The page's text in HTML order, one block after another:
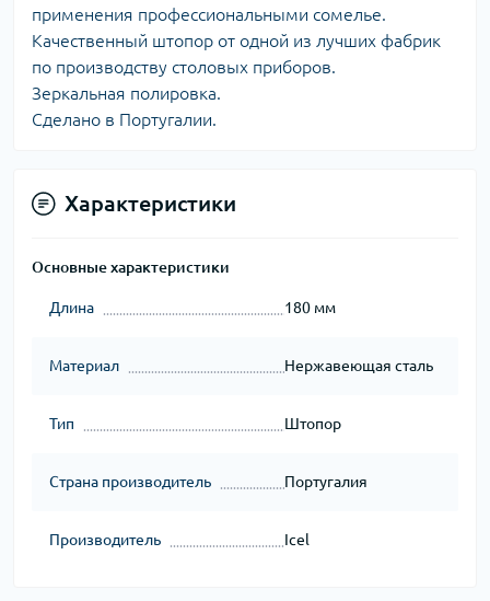
применения профессиональными сомелье.
Качественный штопор от одной из лучших фабрик
по производству столовых приборов.
Зеркальная полировка.
Сделано в Португалии.
Характеристики
Основные характеристики
Длина 180 мм
Материал Нержавеющая сталь
Тип Штопор
Страна производитель Португалия
Производитель Icel